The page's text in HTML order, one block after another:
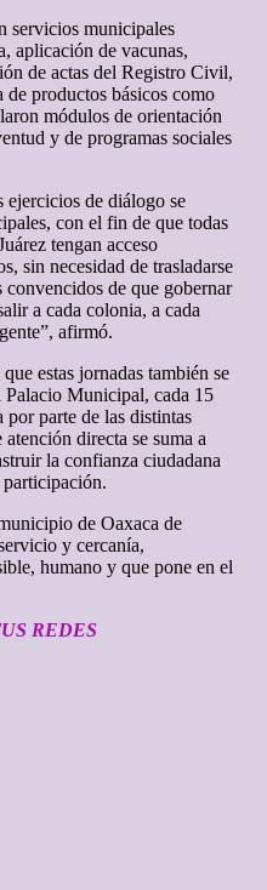
servicios municipales
aplicación de vacunas,
de actas del Registro Civil,
de productos básicos como
módulos de orientación
y de programas sociales
ejercicios de diálogo se
con el fin de que todas
tengan acceso
sin necesidad de trasladarse
de que gobernar
a cada colonia, a cada
afirmó.
estas jornadas también se
Municipal, cada 15
por parte de las distintas
directa se suma a
la confianza ciudadana
de Oaxaca de
y cercanía,
humano y que pone en el
REDES